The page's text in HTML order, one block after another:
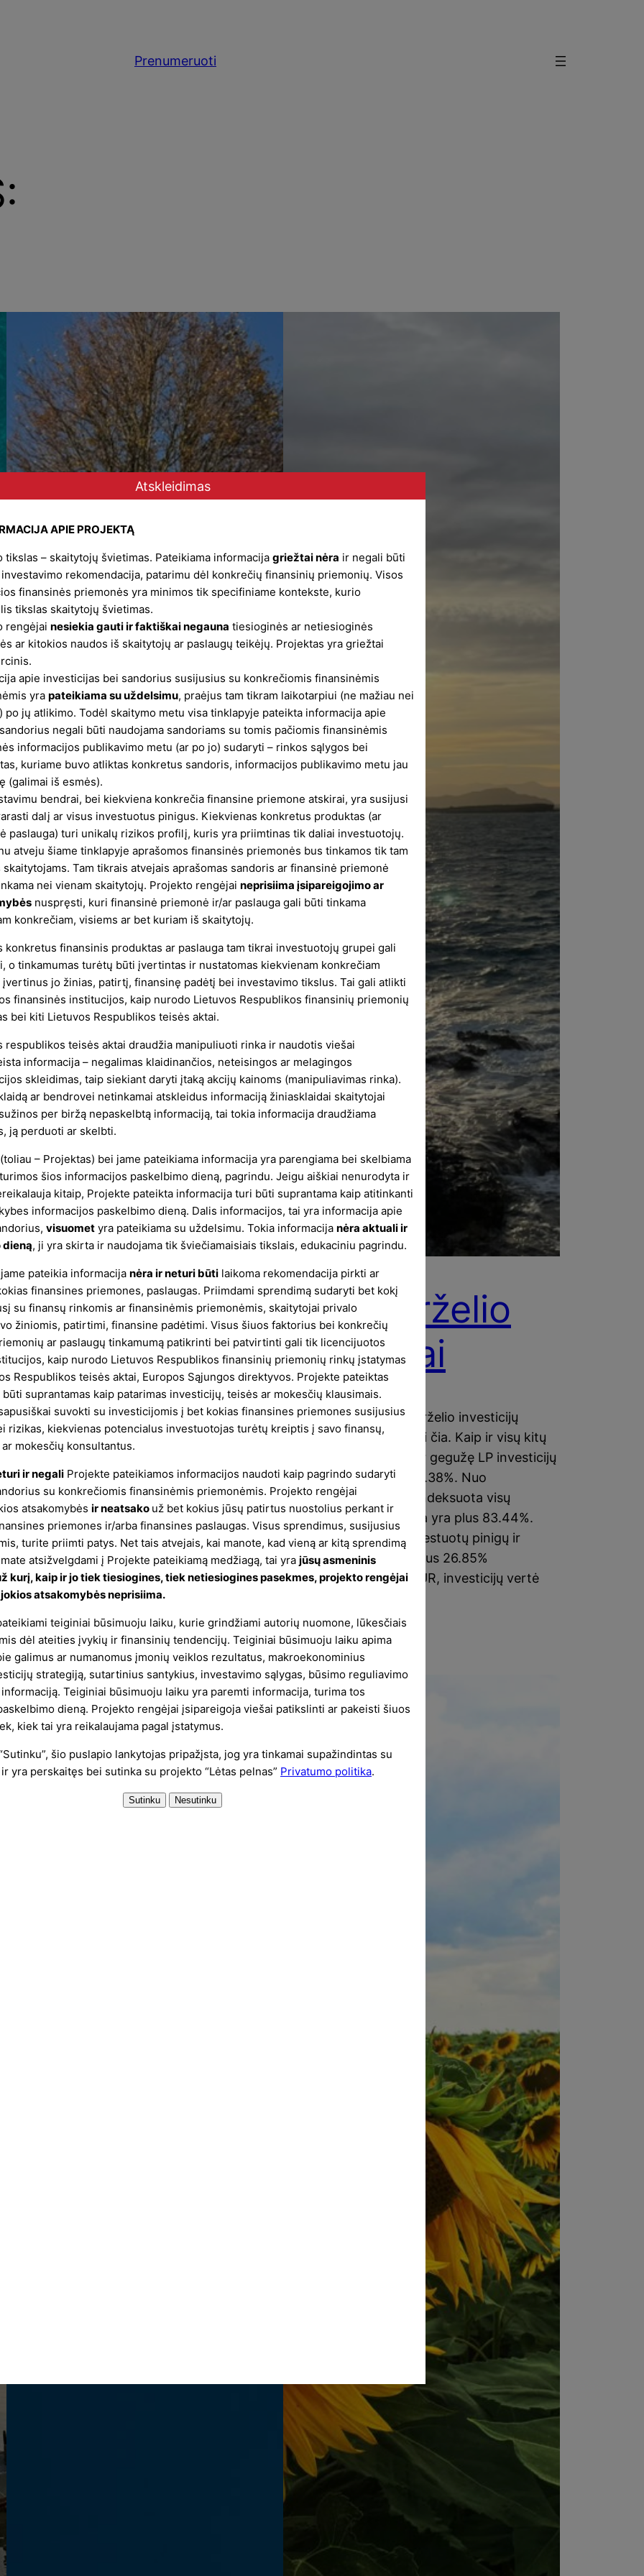
Prenumeruoti
Kur dingo Lėtas
pelnas ?
Niekur. LP krepšelis pildomas ir auga,
mėnesio ataskaitas keliu kiekvieno mėnesio
pradžioje, tik tekstinių mėnesio apžvalgų kelis
mėnesius nerašiau. Pasidalinsiu, kodėl taip
yra ir ką galvoju apie ateitį.
2024-10-31
2024 birželio
rezultatai
Paruošta 2024 metų birželio investicijų
ataskaita. Ją galite rasti čia. Kaip ir visų kitų
mėnesių ataskaitas. Per gegužę LP investicijų
vertės indeksas augo 0.38%. Nuo
investavimo pradžios indeksuota visų
investicijų bendra grąža yra plus 83.44%.
Skirtumas tarp viso investuotų pinigų ir
investicijų vertės yra plius 26.85%
(investuota 7469.45 EUR, investicijų vertė
2024-07-07
Atskleidimas
APIE PROJEKTĄ
tikslas – skaitytojų švietimas. Pateikiama informacija griežtai nėra ir negali būti
investavimo rekomendacija, patarimu dėl konkrečių finansinių priemonių. Visos
finansinės priemonės yra minimos tik specifiniame kontekste, kurio
tikslas skaitytojų švietimas.
rengėjai nesiekia gauti ir faktiškai negauna tiesioginės ar netiesioginės
ar kitokios naudos iš skaitytojų ar paslaugų teikėjų. Projektas yra griežtai
apie investicijas bei sandorius susijusius su konkrečiomis finansinėmis
yra pateikiama su uždelsimu, praėjus tam tikram laikotarpiui (ne mažiau nei
po jų atlikimo. Todėl skaitymo metu visa tinklapyje pateikta informacija apie
negali būti naudojama sandoriams su tomis pačiomis finansinėmis
informacijos publikavimo metu (ar po jo) sudaryti – rinkos sąlygos bei
kuriame buvo atliktas konkretus sandoris, informacijos publikavimo metu jau
(galimai iš esmės).
bendrai, bei kiekviena konkrečia finansine priemone atskirai, yra susijusi
dalį ar visus investuotus pinigus. Kiekvienas konkretus produktas (ar
paslauga) turi unikalų rizikos profilį, kuris yra priimtinas tik daliai investuotojų.
atveju šiame tinklapyje aprašomos finansinės priemonės bus tinkamos tik tam
Tam tikrais atvejais aprašomas sandoris ar finansinė priemonė
nei vienam skaitytojų. Projekto rengėjai neprisiima įsipareigojimo ar
nuspręsti, kuri finansinė priemonė ir/ar paslauga gali būti tinkama
konkrečiam, visiems ar bet kuriam iš skaitytojų.
konkretus finansinis produktas ar paslauga tam tikrai investuotojų grupei gali
o tinkamumas turėtų būti įvertintas ir nustatomas kiekvienam konkrečiam
jo žinias, patirtį, finansinę padėtį bei investavimo tikslus. Tai gali atlikti
finansinės institucijos, kaip nurodo Lietuvos Respublikos finansinių priemonių
bei kiti Lietuvos Respublikos teisės aktai.
respublikos teisės aktai draudžia manipuliuoti rinka ir naudotis viešai
informacija – negalimas klaidinančios, neteisingos ar melagingos
skleidimas, taip siekiant daryti įtaką akcijų kainoms (manipuliavimas rinka).
ar bendrovei netinkamai atskleidus informaciją žiniasklaidai skaitytojai
per biržą nepaskelbtą informaciją, tai tokia informacija draudžiama
ją perduoti ar skelbti.
– Projektas) bei jame pateikiama informacija yra parengiama bei skelbiama
šios informacijos paskelbimo dieną, pagrindu. Jeigu aiškiai nenurodyta ir
kitaip, Projekte pateikta informacija turi būti suprantama kaip atitinkanti
informacijos paskelbimo dieną. Dalis informacijos, tai yra informacija apie
visuomet yra pateikiama su uždelsimu. Tokia informacija nėra aktuali ir
dieną, ji yra skirta ir naudojama tik šviečiamaisiais tikslais, edukaciniu pagrindu.
pateikia informacija nėra ir neturi būti laikoma rekomendacija pirkti ar
finansines priemones, paslaugas. Priimdami sprendimą sudaryti bet kokį
su finansų rinkomis ar finansinėmis priemonėmis, skaitytojai privalo
žiniomis, patirtimi, finansine padėtimi. Visus šiuos faktorius bei konkrečių
ar paslaugų tinkamumą patikrinti bei patvirtinti gali tik licencijuotos
kaip nurodo Lietuvos Respublikos finansinių priemonių rinkų įstatymas
Respublikos teisės aktai, Europos Sąjungos direktyvos. Projekte pateiktas
suprantamas kaip patarimas investicijų, teisės ar mokesčių klausimais.
suvokti su investicijomis į bet kokias finansines priemones susijusius
rizikas, kiekvienas potencialus investuotojas turėtų kreiptis į savo finansų,
mokesčių konsultantus.
ir negali Projekte pateikiamos informacijos naudoti kaip pagrindo sudaryti
su konkrečiomis finansinėmis priemonėmis. Projekto rengėjai
atsakomybės ir neatsako už bet kokius jūsų patirtus nuostolius perkant ir
priemones ir/arba finansines paslaugas. Visus sprendimus, susijusius
turite priimti patys. Net tais atvejais, kai manote, kad vieną ar kitą sprendimą
atsižvelgdami į Projekte pateikiamą medžiagą, tai yra jūsų asmeninis
kurį, kaip ir jo tiek tiesiogines, tiek netiesiogines pasekmes, projekto rengėjai
atsakomybės neprisiima.
teiginiai būsimuoju laiku, kurie grindžiami autorių nuomone, lūkesčiais
dėl ateities įvykių ir finansinių tendencijų. Teiginiai būsimuoju laiku apima
galimus ar numanomus įmonių veiklos rezultatus, makroekonominius
strategiją, sutartinius santykius, investavimo sąlygas, būsimo reguliavimo
Teiginiai būsimuoju laiku yra paremti informacija, turima tos
dieną. Projekto rengėjai įsipareigoja viešai patikslinti ar pakeisti šiuos
kiek tai yra reikalaujama pagal įstatymus.
šio puslapio lankytojas pripažįsta, jog yra tinkamai supažindintas su
yra perskaitęs bei sutinka su projekto “Lėtas pelnas” Privatumo politika.